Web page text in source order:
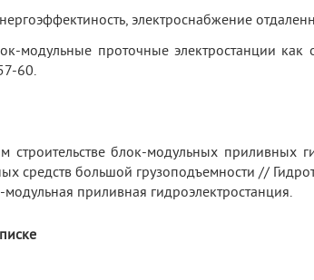
электроснабжение
модульные проточные электростанции как
60.
блок-модульных приливных
средств большой грузоподъемности //
приливная гидроэлектростанция.